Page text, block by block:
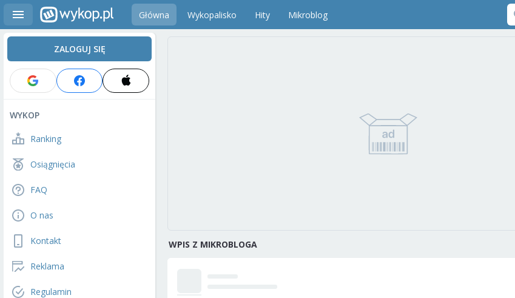
Główna Wykopalisko Hity Mikroblog
ZALOGUJ SIĘ
WYKOP
Ranking
Osiągnięcia
FAQ
O nas
Kontakt
Reklama
Regulamin
WPIS Z MIKROBLOGA